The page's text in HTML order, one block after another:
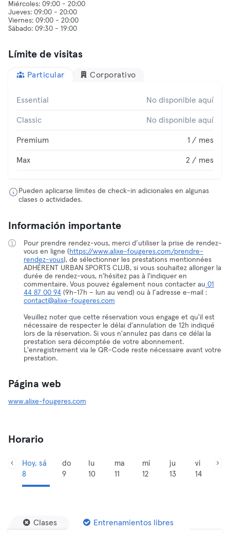
Miércoles: 09:00 - 20:00
Jueves: 09:00 - 20:00
Viernes: 09:00 - 20:00
Límite de visitas
Particular Corporativo
Essential No disponible aquí
Classic No disponible aquí
Premium 1 / mes
Max 2 / mes
Pueden aplicarse límites de check-in adicionales en algunas
clases o actividades.
Información importante
Pour prendre rendez-vous, merci d’utiliser la prise de rendez-
vous en ligne ( https://www.alixe-fougeres.com/prendre-
rendez-vous), de sélectionner les prestations mentionnées
ADHÉRENT URBAN SPORTS CLUB, si vous souhaitez allonger la
durée de rendez-vous, n'hésitez pas à l'indiquer en
commentaire. Vous pouvez également nous contacter au 01
44 87 00 94 (9h-17h – lun au vend) ou à l’adresse e-mail :
contact@alixe-fougeres.com
Veuillez noter que cette réservation vous engage et qu'il est
nécessaire de respecter le délai d'annulation de 12h indiqué
lors de la réservation. Si vous n'annulez pas dans ce délai la
prestation sera décomptée de votre abonnement.
L'enregistrement via le QR-Code reste nécessaire avant votre
prestation.
Página web
www.alixe-fougeres.com
Horario
Hoy, sá
8
do
9
lu
10
ma
11
mi
12
ju
13
vi
14
Clases Entrenamientos libres